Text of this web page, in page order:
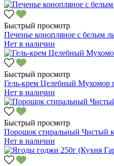
Быстрый просмотр
Печенье конопляное с белым
Нет в наличии
Быстрый просмотр
Гель-крем Целебный Мухомор
Нет в наличии
Быстрый просмотр
Порошок стиральный Чистый
Нет в наличии